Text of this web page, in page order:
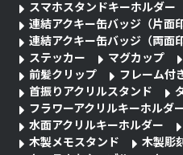
スマホスタンドキーホルダー
連結アクキー缶バッジ（片面印
連結アクキー缶バッジ（両面印
ステッカー
マグカップ
前髪クリップ
フレーム付
首振りアクリルスタンド
フラワーアクリルキーホルダ
水面アクリルキーホルダー
木製メモスタンド
木製彫